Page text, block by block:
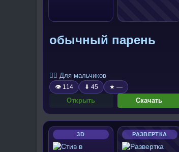
обычный парень
🧍‍♂️ Для мальчиков
👁 114 ⬇ 45 ★ —
Открыть Скачать
3D РАЗВЕРТКА